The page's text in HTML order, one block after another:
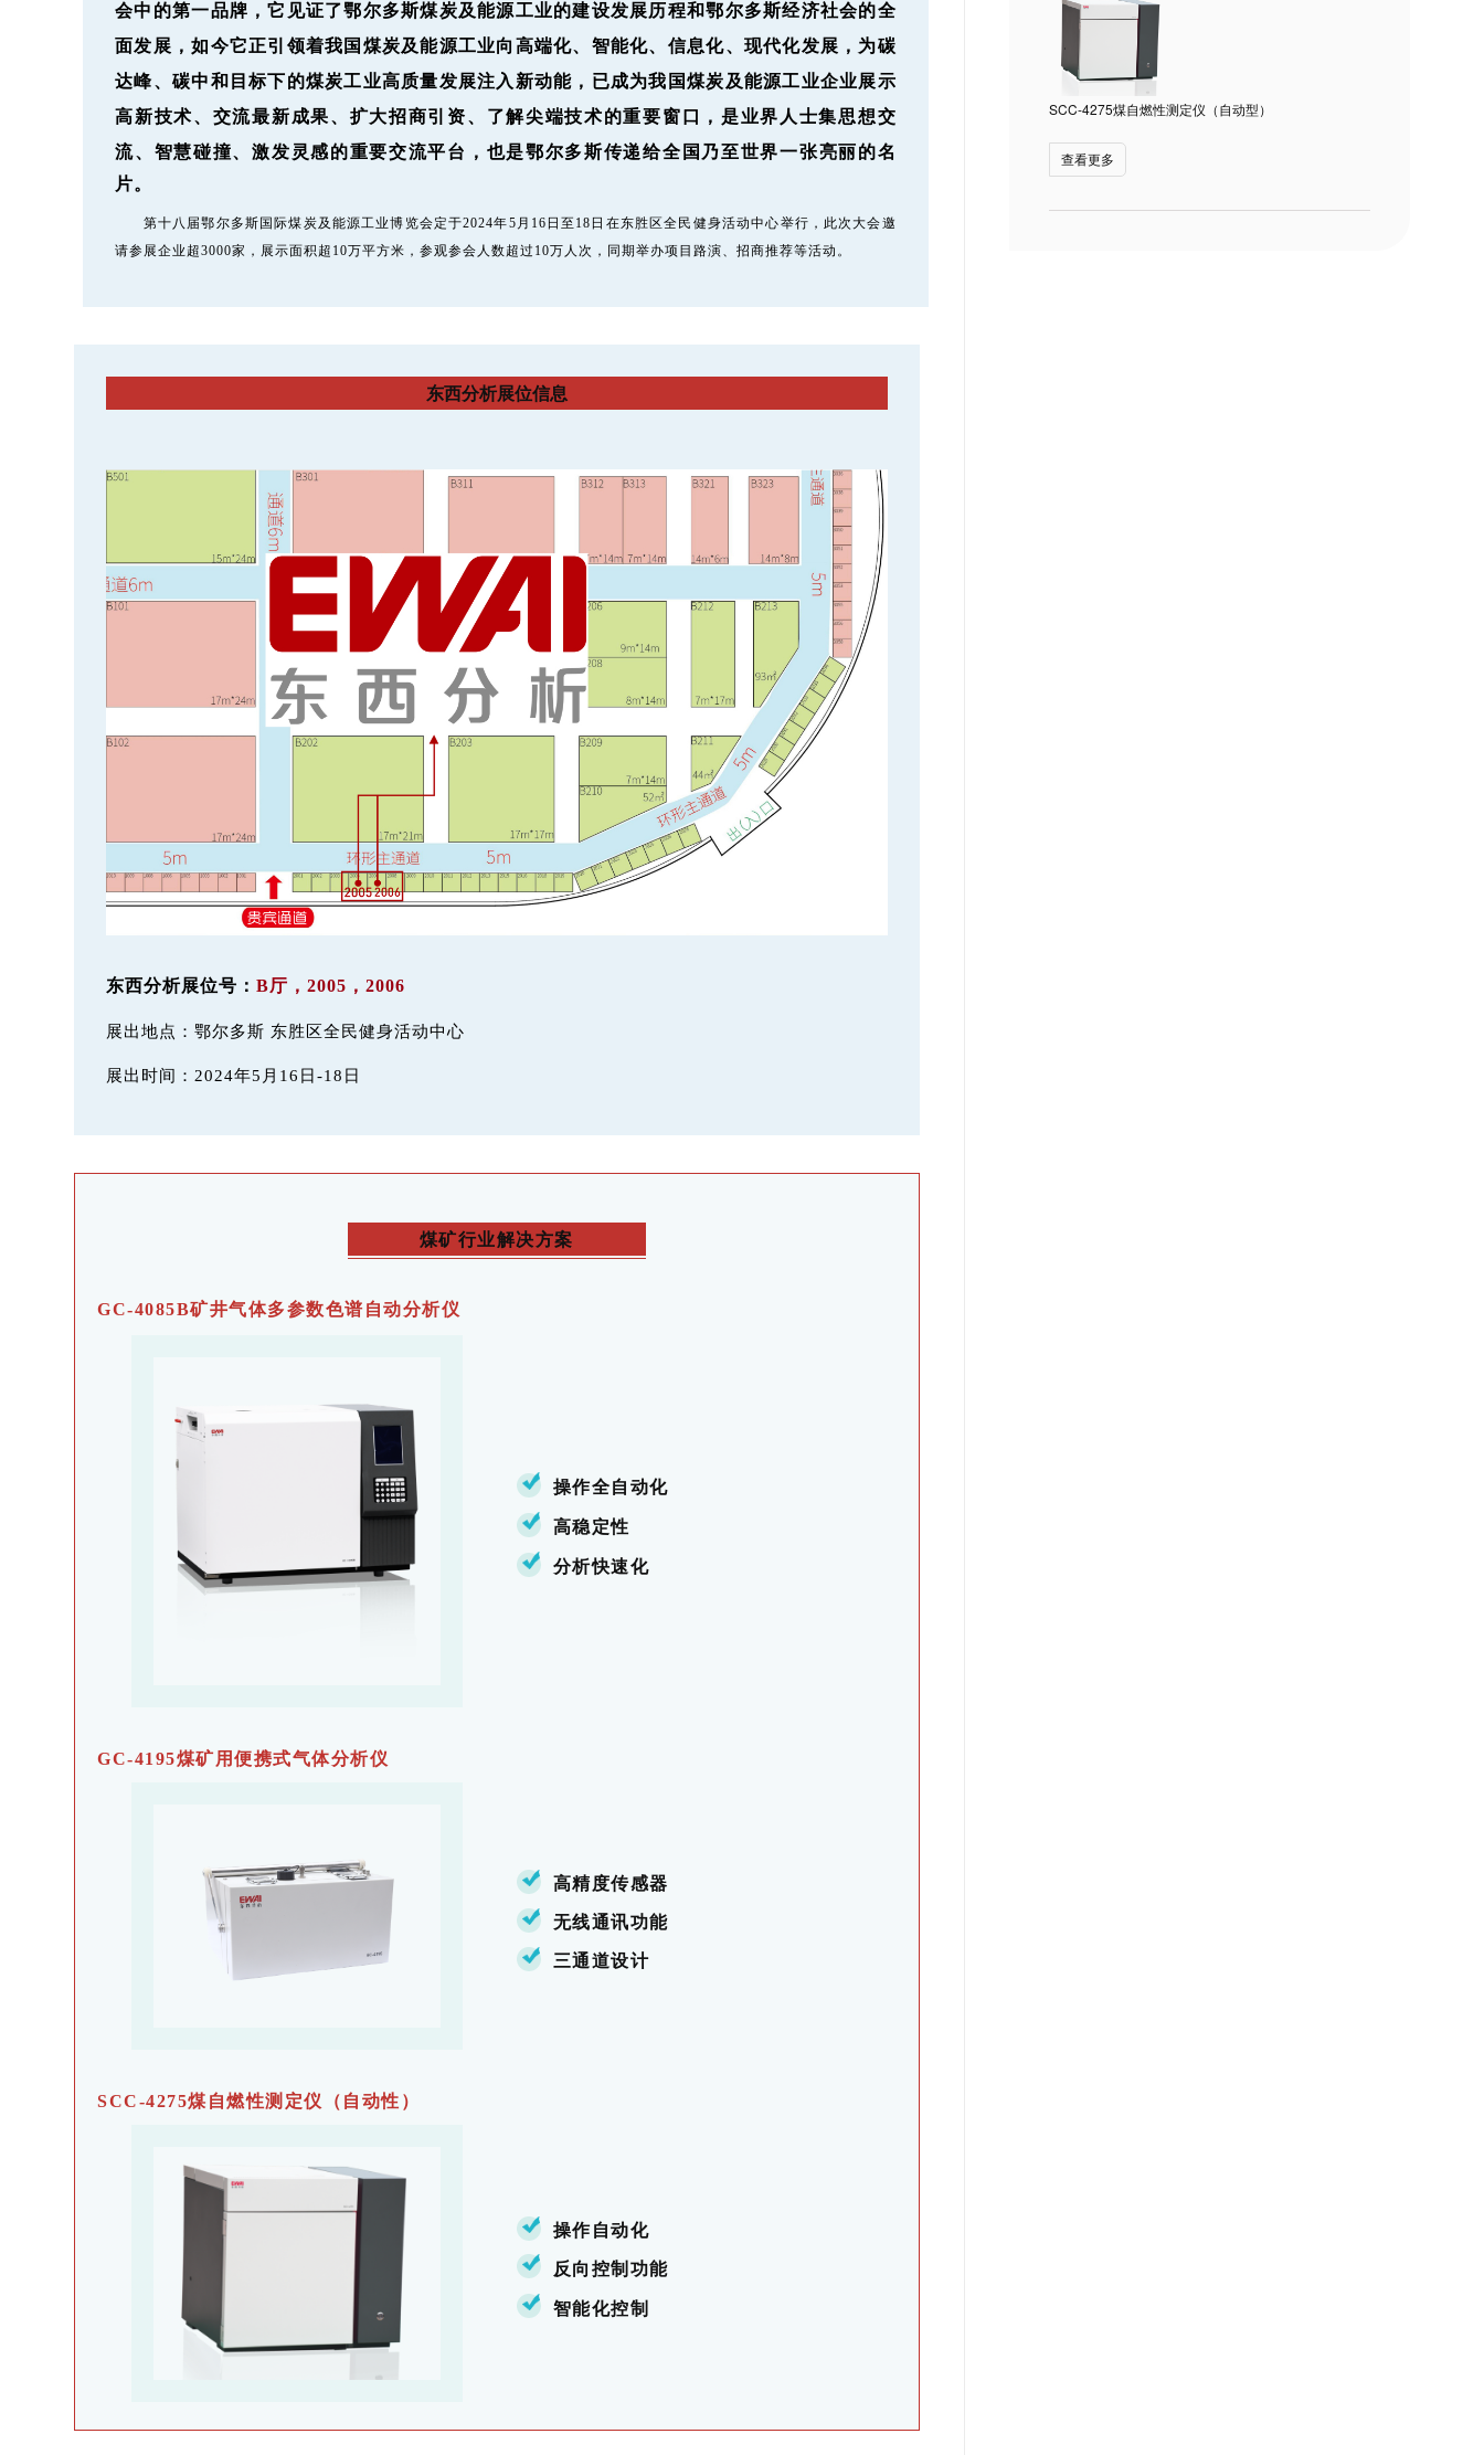
会中的第一品牌，它见证了鄂尔多斯煤炭及能源工业的建设发展历程和鄂尔多斯经济社会的全
面发展，如今它正引领着我国煤炭及能源工业向高端化、智能化、信息化、现代化发展，为碳
达峰、碳中和目标下的煤炭工业高质量发展注入新动能，已成为我国煤炭及能源工业企业展示
高新技术、交流最新成果、扩大招商引资、了解尖端技术的重要窗口，是业界人士集思想交
流、智慧碰撞、激发灵感的重要交流平台，也是鄂尔多斯传递给全国乃至世界一张亮丽的名
片。
第十八届鄂尔多斯国际煤炭及能源工业博览会定于2024年5月16日至18日在东胜区全民健身活动中心举行，此次大会邀
请参展企业超3000家，展示面积超10万平方米，参观参会人数超过10万人次，同期举办项目路演、招商推荐等活动。
东西分析展位信息
东西分析展位号：B厅，2005，2006
展出地点：鄂尔多斯 东胜区全民健身活动中心
展出时间：2024年5月16日-18日
煤矿行业解决方案
GC-4085B矿井气体多参数色谱自动分析仪
操作全自动化
高稳定性
分析快速化
GC-4195煤矿用便携式气体分析仪
高精度传感器
无线通讯功能
三通道设计
SCC-4275煤自燃性测定仪（自动性）
操作自动化
反向控制功能
智能化控制
SCC-4275煤自燃性测定仪（自动型）
查看更多